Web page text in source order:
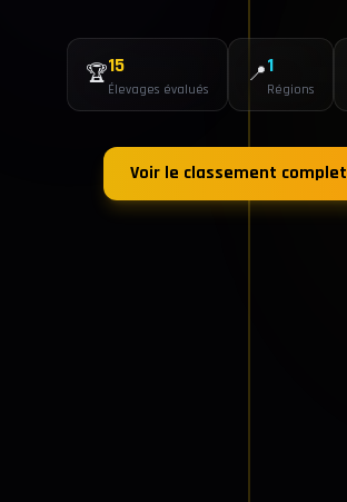
🏆15
Élevages évalués
📍1
Régions
Voir le classement complet